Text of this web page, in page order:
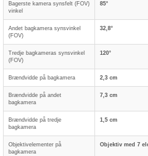
Bagerste kamera synsfelt (FOV)
vinkel
85°
Andet bagkamera synsvinkel
(FOV)
32,8°
Tredje bagkameras synsvinkel
(FOV)
120°
Brændvidde på bagkamera 2,3 cm
Brændvidde på andet
bagkamera
7,3 cm
Brændvidde på tredje
bagkamera
1,5 cm
Objektivelementer på
bagkamera
Objektiv med 7